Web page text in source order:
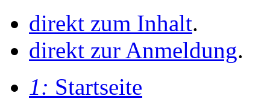
direkt zum Inhalt.
direkt zur Anmeldung.
1: Startseite